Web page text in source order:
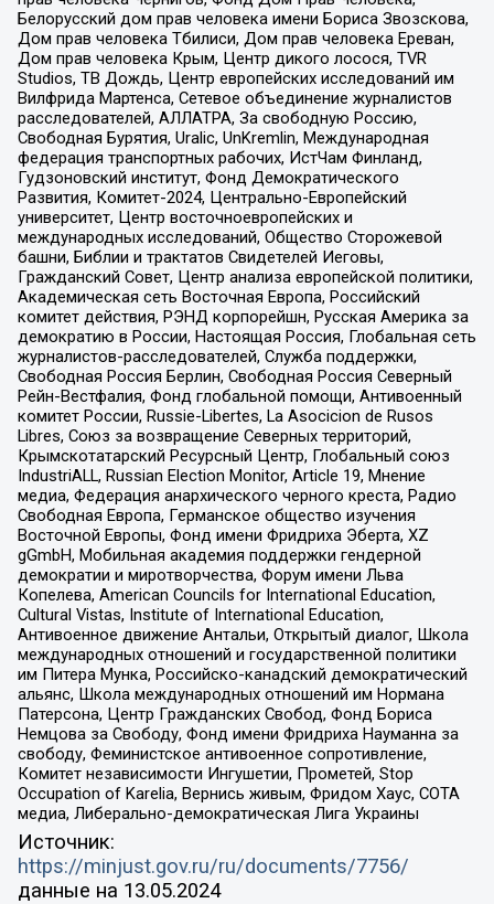
Белорусский дом прав человека имени Бориса Звозскова,
Дом прав человека Тбилиси, Дом прав человека Ереван,
Дом прав человека Крым, Центр дикого лосося, TVR
Studios, ТВ Дождь, Центр европейских исследований им
Вилфрида Мартенса, Сетевое объединение журналистов
расследователей, АЛЛАТРА, За свободную Россию,
Свободная Бурятия, Uralic, UnKremlin, Международная
федерация транспортных рабочих, ИстЧам Финланд,
Гудзоновский институт, Фонд Демократического
Развития, Комитет-2024, Центрально-Европейский
университет, Центр восточноевропейских и
международных исследований, Общество Сторожевой
башни, Библии и трактатов Свидетелей Иеговы,
Гражданский Совет, Центр анализа европейской политики,
Академическая сеть Восточная Европа, Российский
комитет действия, РЭНД корпорейшн, Русская Америка за
демократию в России, Настоящая Россия, Глобальная сеть
журналистов-расследователей, Служба поддержки,
Свободная Россия Берлин, Свободная Россия Северный
Рейн-Вестфалия, Фонд глобальной помощи, Антивоенный
комитет России, Russie-Libertes, La Asocicion de Rusos
Libres, Союз за возвращение Северных территорий,
Крымскотатарский Ресурсный Центр, Глобальный союз
IndustriALL, Russian Election Monitor, Article 19, Мнение
медиа, Федерация анархического черного креста, Радио
Свободная Европа, Германское общество изучения
Восточной Европы, Фонд имени Фридриха Эберта, XZ
gGmbH, Мобильная академия поддержки гендерной
демократии и миротворчества, Форум имени Льва
Копелева, American Councils for International Education,
Cultural Vistas, Institute of International Education,
Антивоенное движение Антальи, Открытый диалог, Школа
международных отношений и государственной политики
им Питера Мунка, Российско-канадский демократический
альянс, Школа международных отношений им Нормана
Патерсона, Центр Гражданских Свобод, Фонд Бориса
Немцова за Свободу, Фонд имени Фридриха Науманна за
свободу, Феминистское антивоенное сопротивление,
Комитет независимости Ингушетии, Прометей, Stop
Occupation of Karelia, Вернись живым, Фридом Хаус, СОТА
медиа, Либерально-демократическая Лига Украины
Источник:
https://minjust.gov.ru/ru/documents/7756/
данные на 13.05.2024